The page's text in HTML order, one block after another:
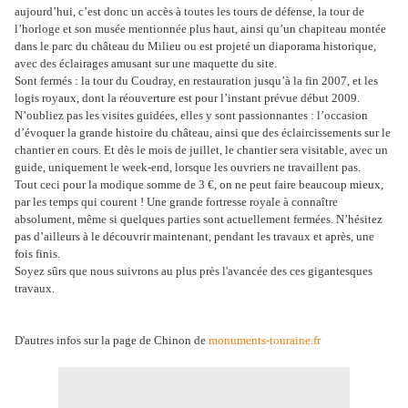
aujourd’hui, c’est donc un accès à toutes les tours de défense, la tour de
l’horloge et son musée mentionnée plus haut, ainsi qu’un chapiteau montée
dans le parc du château du Milieu ou est projeté un diaporama historique,
avec des éclairages amusant sur une maquette du site.
Sont fermés : la tour du Coudray, en restauration jusqu’à la fin 2007, et les
logis royaux, dont la réouverture est pour l’instant prévue début 2009.
N’oubliez pas les visites guidées, elles y sont passionnantes : l’occasion
d’évoquer la grande histoire du château, ainsi que des éclaircissements sur le
chantier en cours. Et dès le mois de juillet, le chantier sera visitable, avec un
guide, uniquement le week-end, lorsque les ouvriers ne travaillent pas.
Tout ceci pour la modique somme de 3 €, on ne peut faire beaucoup mieux,
par les temps qui courent ! Une grande fortresse royale à connaître
absolument, même si quelques parties sont actuellement fermées. N’hésitez
pas d’ailleurs à le découvrir maintenant, pendant les travaux et après, une
fois finis.
Soyez sûrs que nous suivrons au plus près l'avancée des ces gigantesques
travaux.
D'autres infos sur la page de Chinon de monuments-touraine.fr